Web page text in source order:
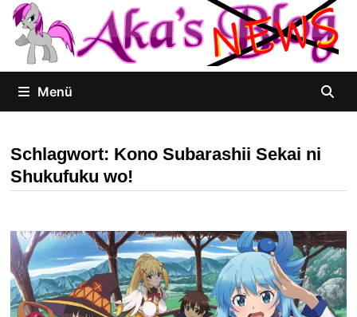
Zum
Inhalt
springen
Menü
Schlagwort: Kono Subarashii Sekai ni
Shukufuku wo!